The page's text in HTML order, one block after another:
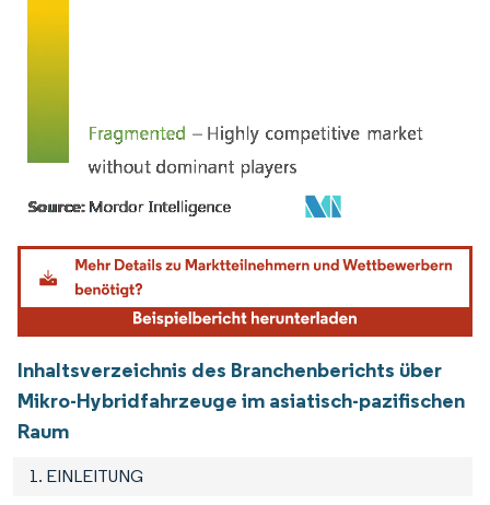
Bild © Mordor Intelligence. Wiederverwendung erfordert Namensnennung gemäß
Inhaltsverzeichnis des Branchenberichts über
Mikro-Hybridfahrzeuge im asiatisch-pazifischen
Raum
1. EINLEITUNG